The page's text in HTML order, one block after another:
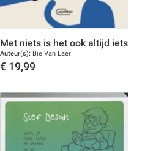
Met niets is het ook altijd iets
Auteur(s): Bie Van Laer
€ 19,99